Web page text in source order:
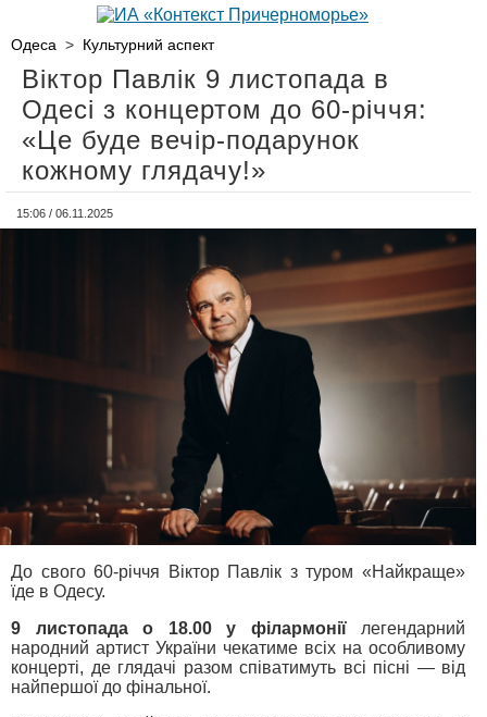
Одеса > Культурний аспект
Віктор Павлік 9 листопада в
Одесі з концертом до 60-річчя:
«Це буде вечір-подарунок
кожному глядачу!»
15:06 / 06.11.2025
До свого 60-річчя Віктор Павлік з туром «Найкраще»
їде в Одесу.
9 листопада о 18.00 у філармоніїлегендарний
народний артист України чекатиме всіх на особливому
концерті, де глядачі разом співатимуть всі пісні — від
найпершої до фінальної.